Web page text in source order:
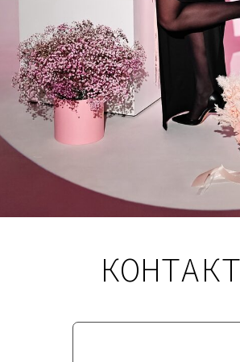
Политика обработки персональных данных
©2024 Аромат
ИП Сидоркин Василий Анатольевич
ИНН 120501607546 ОГРН 322120000003924